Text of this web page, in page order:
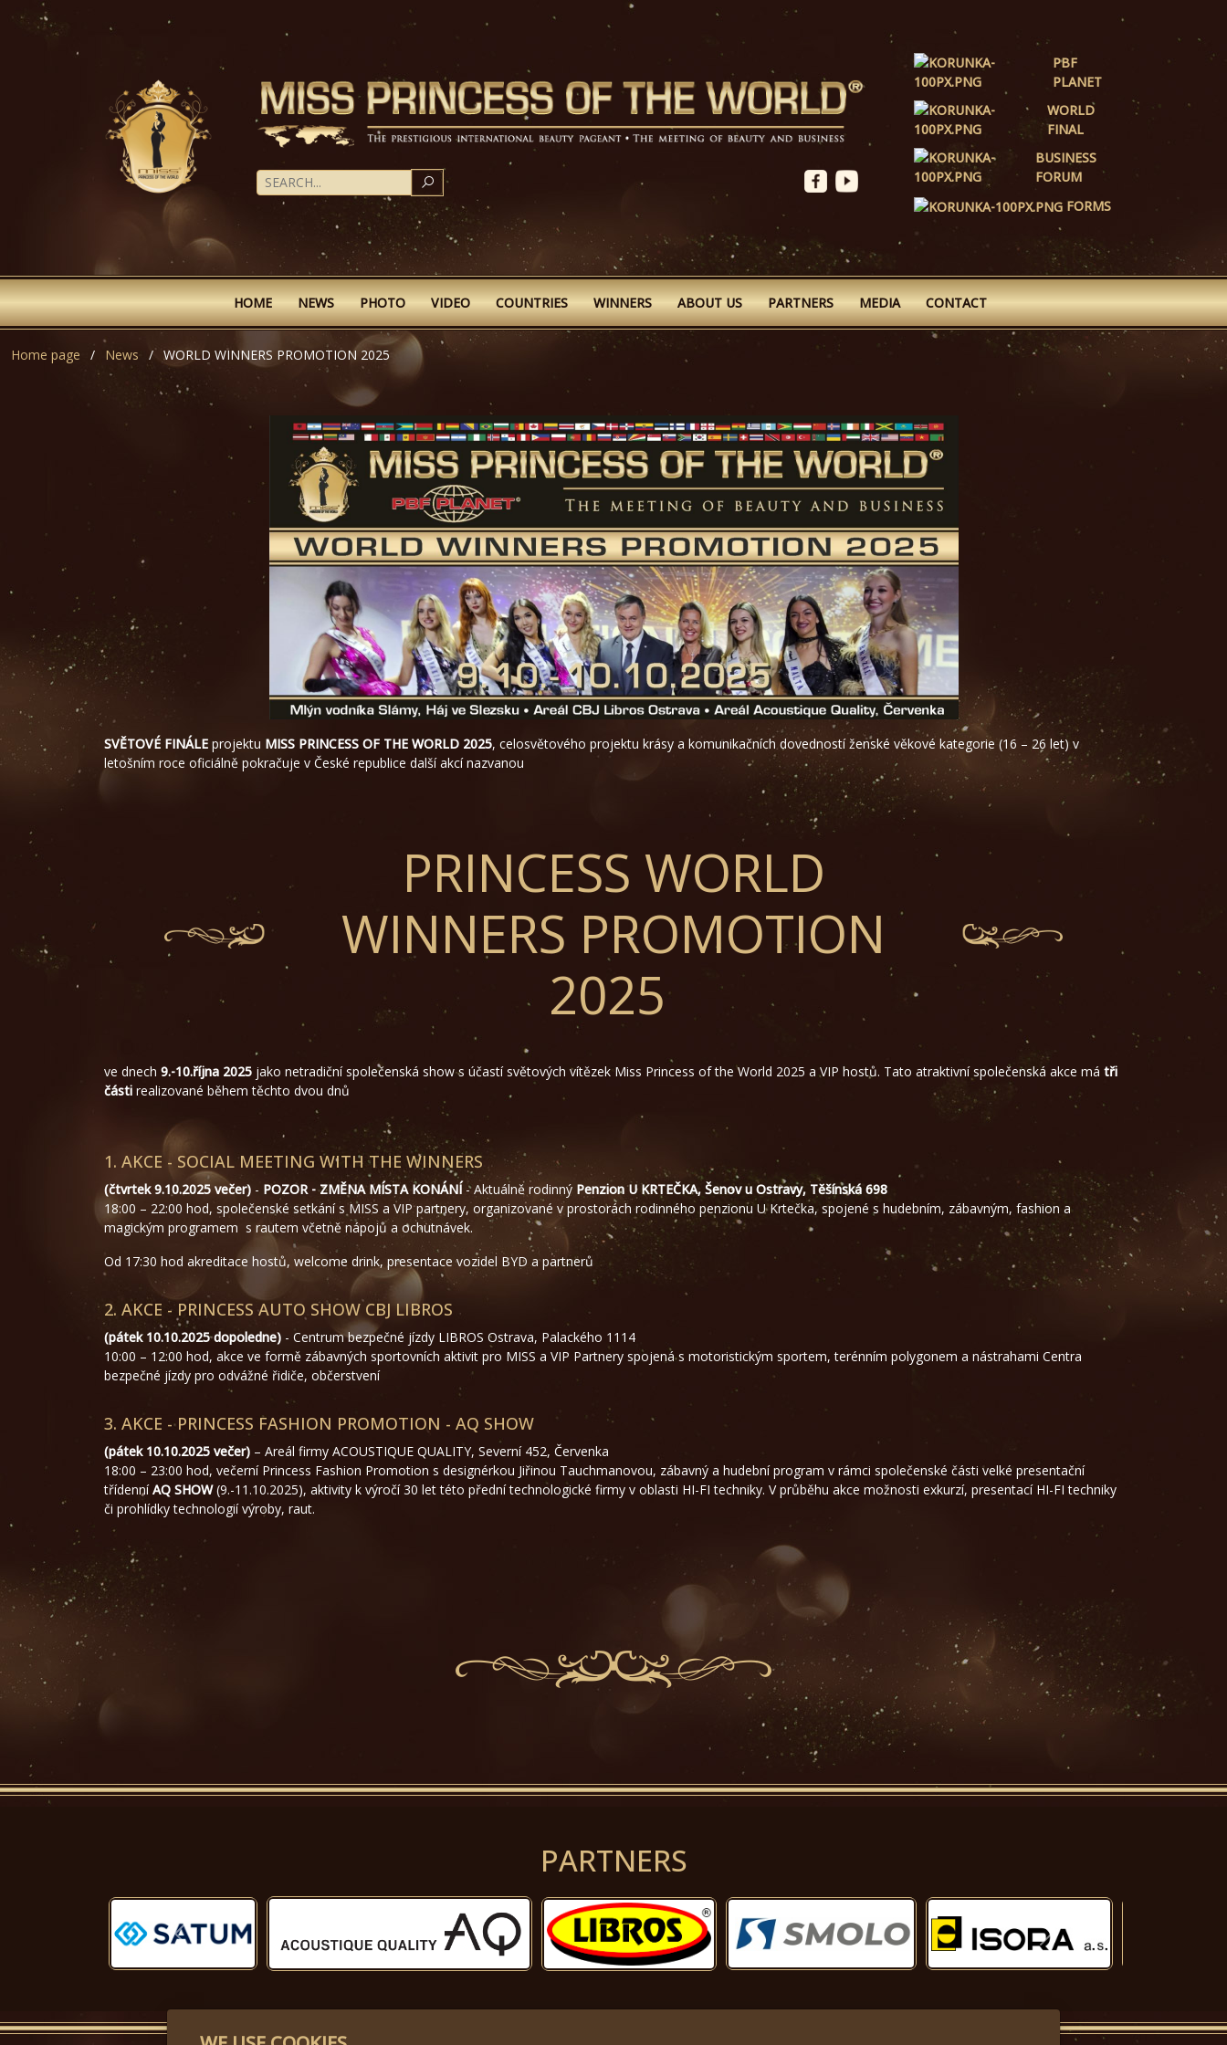
SEARCH
PBF
PLANET
WORLD
FINAL
BUSINESS
FORUM
FORMS
HOME NEWS PHOTO VIDEO COUNTRIES WINNERS ABOUT US PARTNERS MEDIA CONTACT
Home page News WORLD WINNERS PROMOTION 2025
SVĚTOVÉ FINÁLE projektu MISS PRINCESS OF THE WORLD 2025, celosvětového projektu krásy a komunikačních dovedností ženské věkové kategorie (16 – 26 let) v
letošním roce oficiálně pokračuje v České republice další akcí nazvanou
PRINCESS WORLD
WINNERS PROMOTION
2025
ve dnech 9.-10.října 2025 jako netradiční společenská show s účastí světových vítězek Miss Princess of the World 2025 a VIP hostů. Tato atraktivní společenská akce má tři
části realizované během těchto dvou dnů
1. AKCE - SOCIAL MEETING WITH THE WINNERS
(čtvrtek 9.10.2025 večer) - POZOR - ZMĚNA MÍSTA KONÁNÍ - Aktuálně rodinný Penzion U KRTEČKA, Šenov u Ostravy, Těšínská 698
18:00 – 22:00 hod, společenské setkání s MISS a VIP partnery, organizované v prostorách rodinného penzionu U Krtečka, spojené s hudebním, zábavným, fashion a
magickým programem s rautem včetně nápojů a ochutnávek.
Od 17:30 hod akreditace hostů, welcome drink, presentace vozidel BYD a partnerů
2. AKCE - PRINCESS AUTO SHOW CBJ LIBROS
(pátek 10.10.2025 dopoledne) - Centrum bezpečné jízdy LIBROS Ostrava, Palackého 1114
10:00 – 12:00 hod, akce ve formě zábavných sportovních aktivit pro MISS a VIP Partnery spojená s motoristickým sportem, terénním polygonem a nástrahami Centra
bezpečné jízdy pro odvážné řidiče, občerstvení
3. AKCE - PRINCESS FASHION PROMOTION - AQ SHOW
(pátek 10.10.2025 večer) – Areál firmy ACOUSTIQUE QUALITY, Severní 452, Červenka
18:00 – 23:00 hod, večerní Princess Fashion Promotion s designérkou Jiřinou Tauchmanovou, zábavný a hudební program v rámci společenské části velké presentační
třídenníAQ SHOW(9.-11.10.2025), aktivity k výročí 30 let této přední technologické firmy v oblasti HI-FI techniky. V průběhu akce možnosti exkurzí, presentací HI-FI techniky
či prohlídky technologií výroby, raut.
PARTNERS
Předchozí Další